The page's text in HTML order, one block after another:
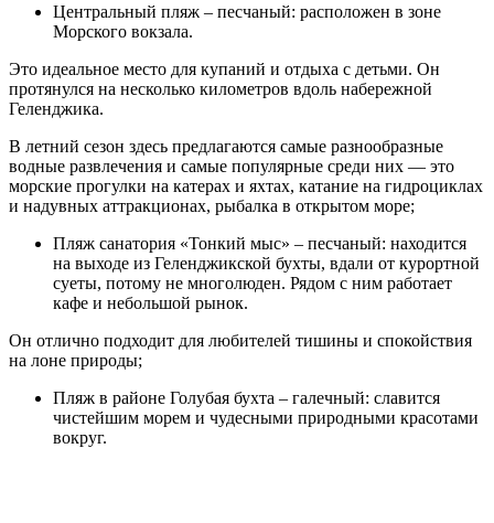
Центральный пляж – песчаный: расположен в зоне
Морского вокзала.
Это идеальное место для купаний и отдыха с детьми. Он
протянулся на несколько километров вдоль набережной
Геленджика.
В летний сезон здесь предлагаются самые разнообразные
водные развлечения и самые популярные среди них — это
морские прогулки на катерах и яхтах, катание на гидроциклах
и надувных аттракционах, рыбалка в открытом море;
Пляж санатория «Тонкий мыс» – песчаный: находится
на выходе из Геленджикской бухты, вдали от курортной
суеты, потому не многолюден. Рядом с ним работает
кафе и небольшой рынок.
Он отлично подходит для любителей тишины и спокойствия
на лоне природы;
Пляж в районе Голубая бухта – галечный: славится
чистейшим морем и чудесными природными красотами
вокруг.